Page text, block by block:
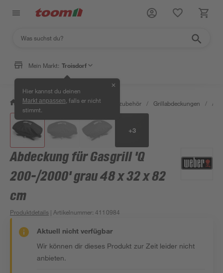
Mein Markt: Troisdorf
Hier kannst du deinen
Markt anpassen , falls er nicht
stimmt.
✕
/ Garten & Freizeit / Grills & Grillzubehör / Grillabdeckungen /
+3
Abdeckung für Gasgrill 'Q
200-/2000' grau 48 x 32 x 82
cm
Produktdetails | Artikelnummer:4110984
Aktuell nicht verfügbar
Wir können dir dieses Produkt zur Zeit leider nicht
anbieten.